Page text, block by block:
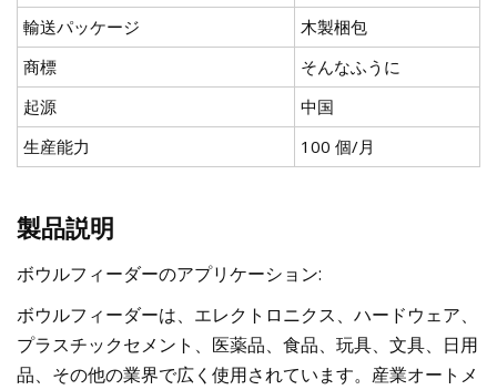
輸送パッケージ
木製梱包
商標
そんなふうに
起源
中国
生産能力
100 個/月
製品説明
ボウルフィーダーのアプリケーション:
ボウルフィーダーは、エレクトロニクス、ハードウェア、
プラスチックセメント、医薬品、食品、玩具、文具、日用
品、その他の業界で広く使用されています。産業オートメ